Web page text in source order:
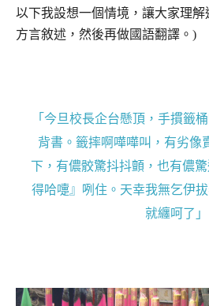
以下我設想一個情境，讓大家理
方言敘述，然後再做國語翻譯。)
「今旦校長企台懸頂，手摜籤
背書。籤摔啊嘩嘩叫，有劣像
下，有儂骹驚抖抖顫，也有儂
得哈嚏』咧住。天幸我無乞伊
就纏呵了」